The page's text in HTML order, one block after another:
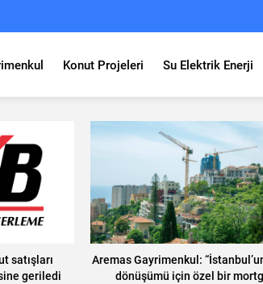
Konut Projeleri Su Elektrik Enerji
satışları
geriledi
Aremas Gayrimenkul:
dönüşümü için özel bir